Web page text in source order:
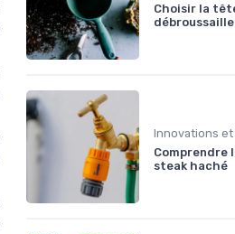
Choisir la
Comprendre
steak haché